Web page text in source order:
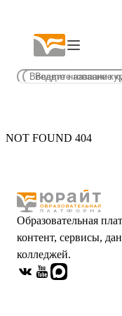
NOT FOUND 404
Образовательная
контент, сервисы,
колледжей.